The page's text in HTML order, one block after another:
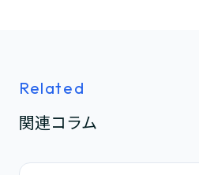
Related
関連コラム